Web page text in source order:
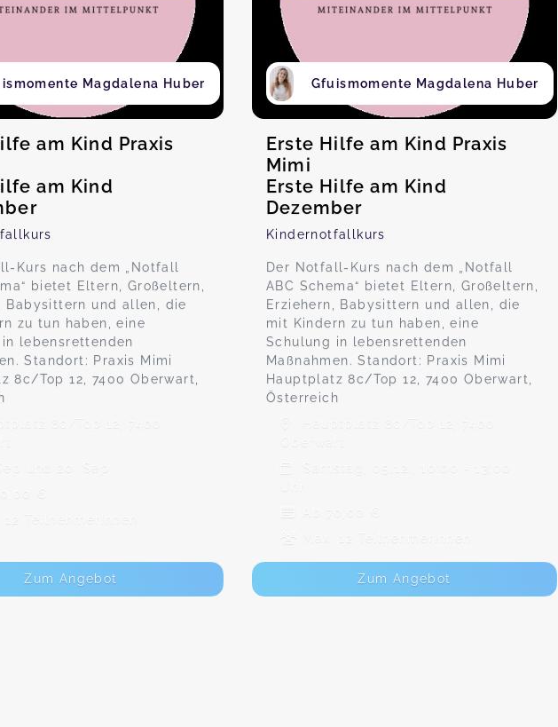
Magdalena Huber
am Kind Praxis
am Kind
Kurs nach dem „Notfall
bietet Eltern, Großeltern,
Babysittern und allen, die
zu tun haben, eine
lebensrettenden
Standort: Praxis Mimi
8c/Top 12, 7400 Oberwart,
8c/Top 12, 7400
und 20. Sep
€
12 TeilnehmerInnen
Zum Angebot
Gfuismomente Magdalena Huber
Erste Hilfe am Kind Praxis
Mimi
Erste Hilfe am Kind
Dezember
Kindernotfallkurs
Der Notfall-Kurs nach dem „Notfall
ABC Schema“ bietet Eltern, Großeltern,
Erziehern, Babysittern und allen, die
mit Kindern zu tun haben, eine
Schulung in lebensrettenden
Maßnahmen. Standort: Praxis Mimi
Hauptplatz 8c/Top 12, 7400 Oberwart,
Österreich
Hauptplatz 8c/Top 12, 7400
Oberwart
Samstag, 05.12., 10:00 - 13:00
Ab 70,00 €
Max. 12 TeilnehmerInnen
Zum Angebot